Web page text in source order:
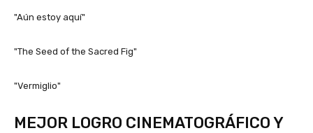
"Aún estoy aquí"
"The Seed of the Sacred Fig"
"Vermiglio"
MEJOR LOGRO CINEMATOGRÁFICO Y